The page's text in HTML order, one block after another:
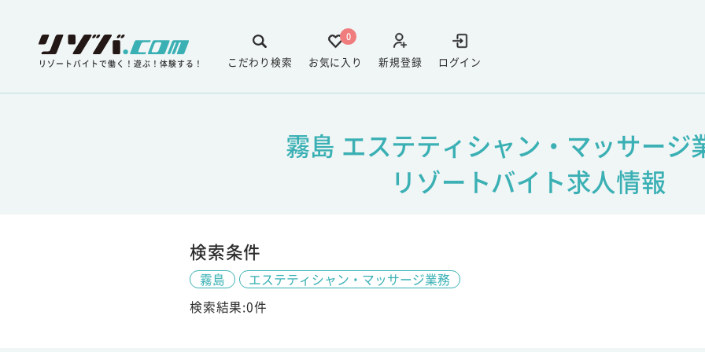
リゾートバイトで働く！遊ぶ！体験する！ ログイン
新規登録
0
お気に入り
こだわり検索
霧島 エステティシャン・マッサージ
リゾートバイト求人情報
検索条件
霧島
エステティシャン・マッサージ業務
検索結果:0件